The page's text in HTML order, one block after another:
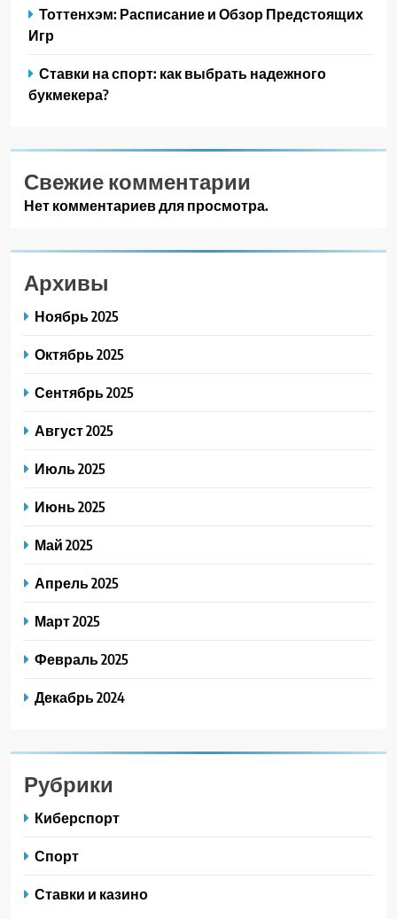
Тоттенхэм: Расписание и Обзор Предстоящих
Игр
Ставки на спорт: как выбрать надежного
букмекера?
Свежие комментарии
Нет комментариев для просмотра.
Архивы
Ноябрь 2025
Октябрь 2025
Сентябрь 2025
Август 2025
Июль 2025
Июнь 2025
Май 2025
Апрель 2025
Март 2025
Февраль 2025
Декабрь 2024
Рубрики
Киберспорт
Спорт
Ставки и казино